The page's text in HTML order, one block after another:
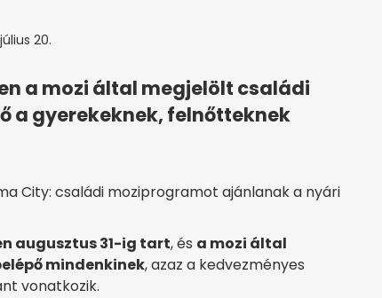
20.
a mozi által megjelölt családi
a gyerekeknek, felnőtteknek
City: családi moziprogramot ajánlanak a nyári
augusztus 31-ig tart, és a mozi által
mindenkinek, azaz a kedvezményes
vonatkozik.